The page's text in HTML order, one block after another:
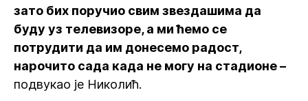
зато бих поручио свим звездашима да
буду уз телевизоре, а ми ћемо се
потрудити да им донесемо радост,
нарочито сада када не могу на стадионе –
подвукао је Николић.